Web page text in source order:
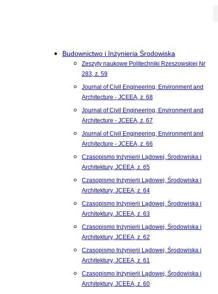
Budownictwo i Inżynieria Środowiska
Zeszyty naukowe Politechniki Rzeszowskiej Nr
283, z. 59
Journal of Civil Engineering, Environment and
Architecture - JCEEA, z. 68
Journal of Civil Engineering, Environment and
Architecture - JCEEA, z. 67
Journal of Civil Engineering, Environment and
Architecture - JCEEA, z. 66
Czasopismo Inżynierii Lądowej, Środowiska i
Architektury, JCEEA, z. 65
Czasopismo Inżynierii Lądowej, Środowiska i
Architektury, JCEEA, z. 64
Czasopismo Inżynierii Lądowej, Środowiska i
Architektury, JCEEA, z. 63
Czasopismo Inżynierii Lądowej, Środowiska i
Architektury, JCEEA, z. 62
Czasopismo Inżynierii Lądowej, Środowiska i
Architektury, JCEEA, z. 61
Czasopismo Inżynierii Lądowej, Środowiska i
Architektury, JCEEA, z. 60